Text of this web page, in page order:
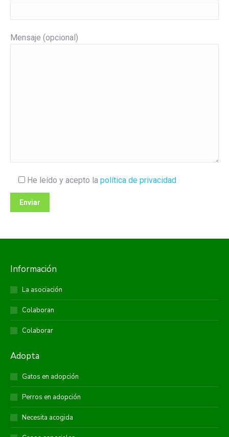
Mensaje (opcional)
He leído y acepto la política de privacidad
Información
La asociación
Colaboran
Colaborar
Adopta
Gatos en adopción
Perros en adopción
Necesita acogida